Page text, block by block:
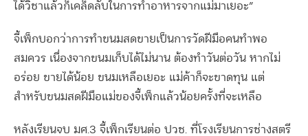
ได้วิชาแล้วก็เคล็ดลับในการทำอาหารจากแม่มาเยอะ”
จี้เพ็กบอกว่าการทำขนมสดขายเป็นการวัดฝีมือคนทำพอ
สมควร เนื่องจากขนมเก็บได้ไม่นาน ต้องทำวันต่อวัน หากไม่
อร่อย ขายได้น้อย ขนมเหลือเยอะ แม่ค้าก็จะขาดทุน แต่
สำหรับขนมสดฝีมือแม่ของจี้เพ็กแล้วน้อยครั้งที่จะเหลือ
หลังเรียนจบ มศ.3 จี้เพ็กเรียนต่อ ปวช. ที่โรงเรียนการช่างสตรี